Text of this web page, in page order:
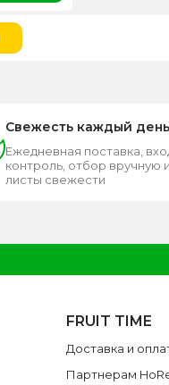
Свежесть каждый день
Ежедневная поставка,
контроль, отбор вручную
листы свежести
FRUIT TIME
Доставка и
Партнерам